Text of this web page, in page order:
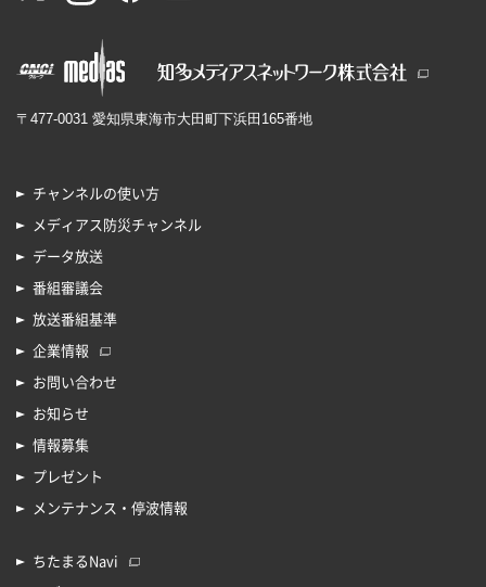
〒477-0031 愛知県東海市大田町下浜田165番地
チャンネルの使い方
メディアス防災チャンネル
データ放送
番組審議会
放送番組基準
企業情報
お問い合わせ
お知らせ
情報募集
プレゼント
メンテナンス・停波情報
ちたまるNavi